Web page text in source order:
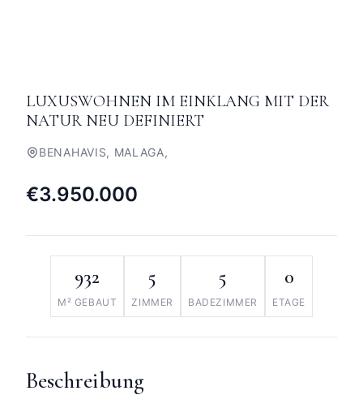
LUXUSWOHNEN IM EINKLANG MIT DER
NATUR NEU DEFINIERT
BENAHAVIS, MALAGA,
€3.950.000
932
M² GEBAUT
5
ZIMMER
5
BADEZIMMER
0
ETAGE
Beschreibung